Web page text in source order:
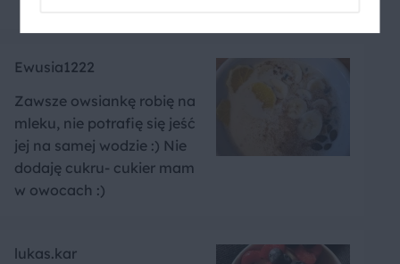
Ewusia1222
Zawsze owsiankę robię na
mleku, nie potrafię się jeść
jej na samej wodzie :) Nie
dodaję cukru- cukier mam
w owocach :)
lukas.kar